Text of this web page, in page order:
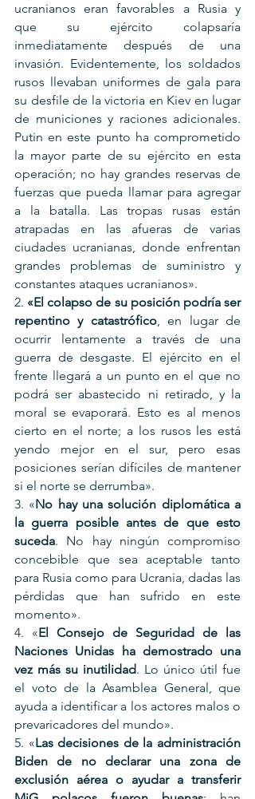
ucranianos eran favorables a Rusia y
que su ejército colapsaría
inmediatamente después de una
invasión. Evidentemente, los soldados
rusos llevaban uniformes de gala para
su desfile de la victoria en Kiev en lugar
de municiones y raciones adicionales.
Putin en este punto ha comprometido
la mayor parte de su ejército en esta
operación; no hay grandes reservas de
fuerzas que pueda llamar para agregar
a la batalla. Las tropas rusas están
atrapadas en las afueras de varias
ciudades ucranianas, donde enfrentan
grandes problemas de suministro y
constantes ataques ucranianos».
2. «El colapso de su posición podría ser
repentino y catastrófico, en lugar de
ocurrir lentamente a través de una
guerra de desgaste. El ejército en el
frente llegará a un punto en el que no
podrá ser abastecido ni retirado, y la
moral se evaporará. Esto es al menos
cierto en el norte; a los rusos les está
yendo mejor en el sur, pero esas
posiciones serían difíciles de mantener
si el norte se derrumba».
3. «No hay una solución diplomática a
la guerra posible antes de que esto
suceda. No hay ningún compromiso
concebible que sea aceptable tanto
para Rusia como para Ucrania, dadas las
pérdidas que han sufrido en este
momento».
4. «El Consejo de Seguridad de las
Naciones Unidas ha demostrado una
vez más su inutilidad. Lo único útil fue
el voto de la Asamblea General, que
ayuda a identificar a los actores malos o
prevaricadores del mundo».
5. «Las decisiones de la administración
Biden de no declarar una zona de
exclusión aérea o ayudar a transferir